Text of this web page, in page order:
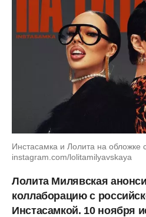
Инстасамка и Лолита на обложке
instagram.com/lolitamilyavskaya
Лолита Милявская
коллаборацию с
Инстасамкой. 10 ноября